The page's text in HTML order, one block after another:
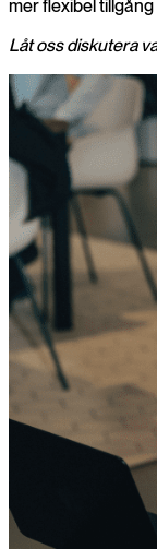
mer flexibel
Låt oss diskutera